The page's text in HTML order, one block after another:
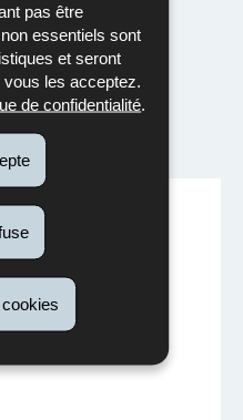
pas être
essentiels sont
et seront
les acceptez.
de confidentialité.